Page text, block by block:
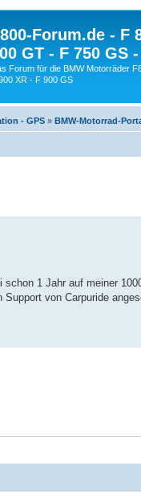
Forum.de - F
GT - F 750 GS
Forum für die BMW Motorräder
XR - F 900 GS
- GPS » BMW-Motorrad-
1 Jahr auf meiner
von Carpuride